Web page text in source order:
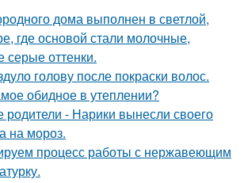
дома выполнен в светлой,
где основой стали молочные,
серые оттенки.
голову после покраски волос.
обидное в утеплении?
- Нарики вынесли своего
на мороз.
процесс работы с нержавеющим